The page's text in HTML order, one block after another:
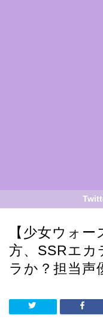
【少女ウォ
方、SSRエカ
ラか？担当声